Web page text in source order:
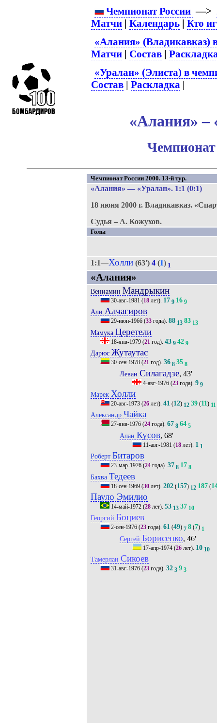
Чемпионат России —>
Матчи |Календарь |Кто
«Алания» (Владикавказ)
Матчи | Состав |
«Уралан» (Элиста) в
Состав |Раскладка |
«Алания» –
Чемпионат
Чемпионат России 2000. 13-й тур.
«Алания» — «Уралан». 1:1 (0:1)
18 июня 2000 г. Владикавказ.
Судья – А. Кожухов.
Голы
1:1—Холли(63') 4(1) 1
«Алания»
Вениамин Мандрыкин
30-авг-1981 (18лет). 17 9 16 9
Али Алчагиров
29-июн-1966(33года). 88 13 83 13
Мамука Церетели
18-янв-1979(21 год). 43 9 42 9
Дарюс Жутаутас
30-сен-1978(21год). 36 8 35 8
Леван Силагадзе, 43'
4-авг-1976 (23 года).9 9
Марек Холли
20-авг-1973(26лет). 41(12) 12 39(11) 11
Александр Чайка
27-янв-1976(24года). 67 8 64 5
Алан Кусов, 68'
11-авг-1981 (18 лет). 1 1
Роберт Битаров
23-мар-1976(24года). 37 8 17 8
Бахва Тедеев
18-сен-1969(30лет). 202(157) 12 187(
Пауло Эмилио
14-май-1972(28лет). 53 13 37 10
Георгий Боциев
2-сен-1976(23года). 61(49) 7 8(7) 1
Сергей Борисенко, 46'
17-апр-1974 (26 лет). 10 10
Тамерлан Сикоев
31-авг-1976(23года). 32 3 9 3